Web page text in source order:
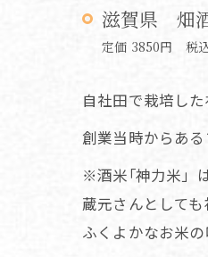
滋賀県 畑
定価 3850円 税
自社田で栽培し
創業当時からあ
※酒米｢神力米」
蔵元さんとして
ふくよかなお米